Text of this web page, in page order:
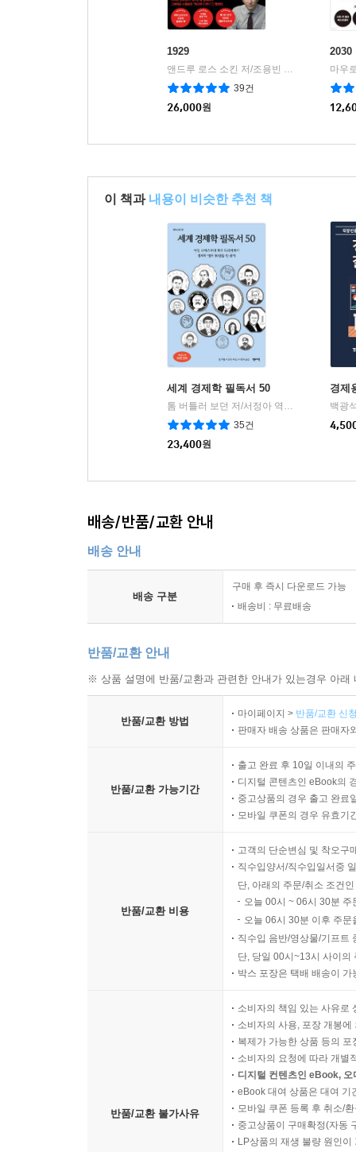
1929
|
39건
26,000원
2030
마우
이 책과 내용이 비슷한 추천 책
세계 경제학 필독서 50
|
35건
23,400원
경제
백광
배송/반품/교환 안내
배송 안내
배송 구분
구매 후 즉시 다운로드 가능
배송비 : 무료배송
반품/교환 안내
※ 상품 설명에 반품/교환과 관련한 안내가 있는경우 아
반품/교환 방법
마이페이지 > 반품/교환 신
판매자 배송 상품은 판매자
반품/교환 가능기간
출고 완료 후 10일 이내의
디지털 콘텐츠인 eBook의
중고상품의 경우 출고 완료
모바일 쿠폰의 경우 유효기
반품/교환 비용
고객의 단순변심 및 착오구
직수입양서/직수입일서중
단, 아래의 주문/취소 조건
오늘 00시 ~ 06시 30분
오늘 06시 30분 이후 주
직수입 음반/영상물/기프트
단, 당일 00시~13시 사이의
박스 포장은 택배 배송이
반품/교환 불가사유
소비자의 책임 있는 사유로
소비자의 사용, 포장 개봉
복제가 가능한 상품 등의
소비자의 요청에 따라 개별
디지털 컨텐츠인 eBook,
eBook 대여 상품은 대여 기
모바일 쿠폰 등록 후 취소/
중고상품이 구매확정(자동
LP상품의 재생 불량 원인